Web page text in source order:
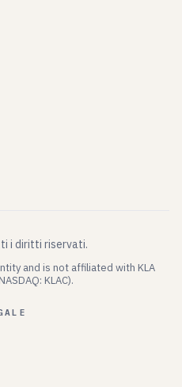
i diritti riservati.
and is not affiliated with KLA
KLAC).